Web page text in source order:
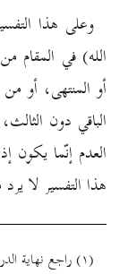
وعلى هذا
الله) في المقام
أو المنتهى، أو
الباقي دون
العدم إنّما يكون
هذا التفسير لا
(۱) راجع نهاية الدراية: ج ٥ ص ۲۱۸ ـ ۲۱۹ حسب طبعة آل البيت.